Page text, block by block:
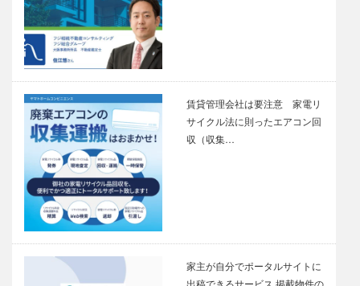
賃貸管理会社は要注意 家電リ
サイクル法に則ったエアコン回
収（収集…
家主が自分でポータルサイトに
出稿できるサービス 掲載物件の